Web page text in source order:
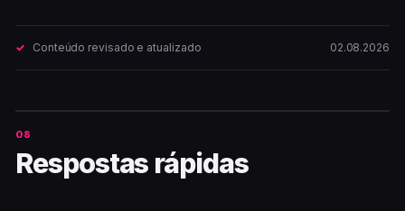
Conteúdo revisado e atualizado 02.08.2026
Respostas rápidas